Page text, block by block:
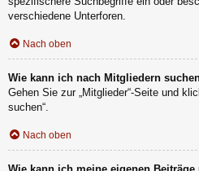
verschiedene Unterforen.
Nach oben
Wie kann ich nach Mitgliedern
Gehen Sie zur „Mitglieder“-Seite und
suchen“.
Nach oben